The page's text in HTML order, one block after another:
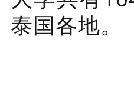
泰国各地。